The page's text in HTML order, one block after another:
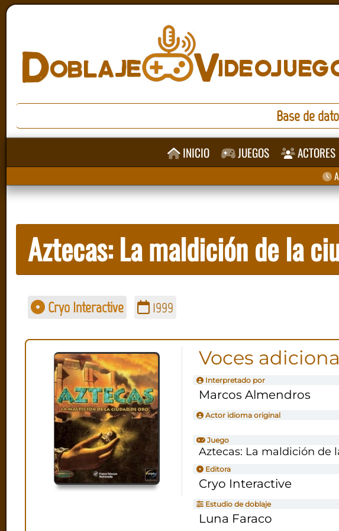
Base de
INICIO JUEGOS ACTORES
Aztecas: La maldición de la
Cryo Interactive 1999
Voces
Interpretado por
Marcos Almendros
Actor idioma original
Juego
Aztecas: La maldición de
Editora
Cryo Interactive
Estudio de doblaje
Luna Faraco